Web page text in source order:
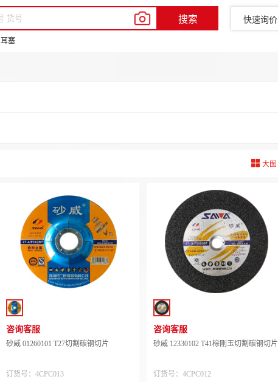
我的新明辉 客户服务 帮助中心
搜索
耳塞
快速询价
供应商合作 新豆商城 金融服务
大图
咨询客服
砂威 01260101 T27切割碳钢切片
订货号：4CPC013
咨询客服
砂威 12330102 T41棕刚玉切割碳钢切片
订货号：4CPC012